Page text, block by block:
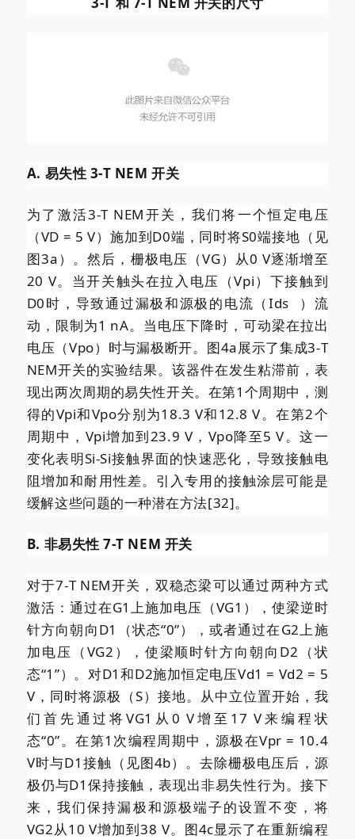
A. 易失性 3-T NEM 开关
为了激活3-T NEM开关，我们将一个恒定电压
（VD = 5 V）施加到D0端，同时将S0端接地（见
图3a）。然后，栅极电压（VG）从0 V逐渐增至
20 V。当开关触头在拉入电压（Vpi）下接触到
D0时，导致通过漏极和源极的电流（Ids
）流
动，限制为1 nA。当电压下降时，可动梁在拉出
电压（Vpo）时与漏极断开。图4a展示了集成3-T
NEM开关的实验结果。该器件在发生粘滞前，表
现出两次周期的易失性开关。在第1个周期中，测
得的Vpi和Vpo分别为18.3 V和12.8 V。在第2个
周期中，Vpi增加到23.9 V，Vpo降至5 V。这一
变化表明Si-Si接触界面的快速恶化，导致接触电
阻增加和耐用性差。引入专用的接触涂层可能是
缓解这些问题的一种潜在方法[32]。
B. 非易失性 7-T NEM 开关
对于7-T NEM开关，双稳态梁可以通过两种方式
激活：通过在G1上施加电压（VG1），使梁逆时
针方向朝向D1（状态“0”），或者通过在G2上施
加电压（VG2），使梁顺时针方向朝向D2（状
态“1”）。对D1和D2施加恒定电压Vd1 = Vd2 = 5
V，同时将源极（S）接地。从中立位置开始，我
们首先通过将VG1从0 V增至17 V来编程状
态“0”。在第1次编程周期中，源极在Vpr = 10.4
V时与D1接触（见图4b）。去除栅极电压后，源
极仍与D1保持接触，表现出非易失性行为。接下
来，我们保持漏极和源极端子的设置不变，将
VG2从10 V增加到38 V。图4c显示了在重新编程